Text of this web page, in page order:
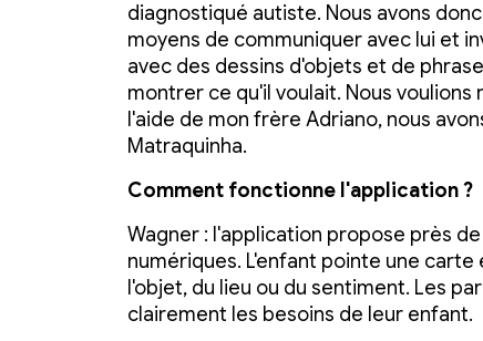
diagnostiqué autiste. Nous avons
moyens de communiquer avec lui et
avec des dessins d'objets et de
montrer ce qu'il voulait. Nous
l'aide de mon frère Adriano, nous
Matraquinha.
Comment fonctionne l'application ?
Wagner : l'application propose près
numériques. L'enfant pointe une
l'objet, du lieu ou du sentiment. Les
clairement les besoins de leur enfant.